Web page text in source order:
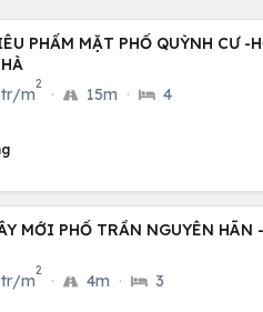
PHẨM MẶT PHỐ QUỲNH CƯ -
tr/m
2
· 15m · 4
MỚI PHỐ TRẦN NGUYÊN HÃN
tr/m
2
· 4m · 3